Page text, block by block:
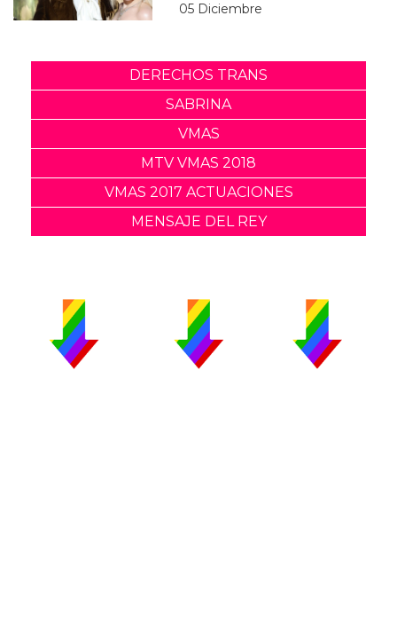
05 Diciembre
DERECHOS TRANS
SABRINA
VMAS
MTV VMAS 2018
VMAS 2017 ACTUACIONES
MENSAJE DEL REY